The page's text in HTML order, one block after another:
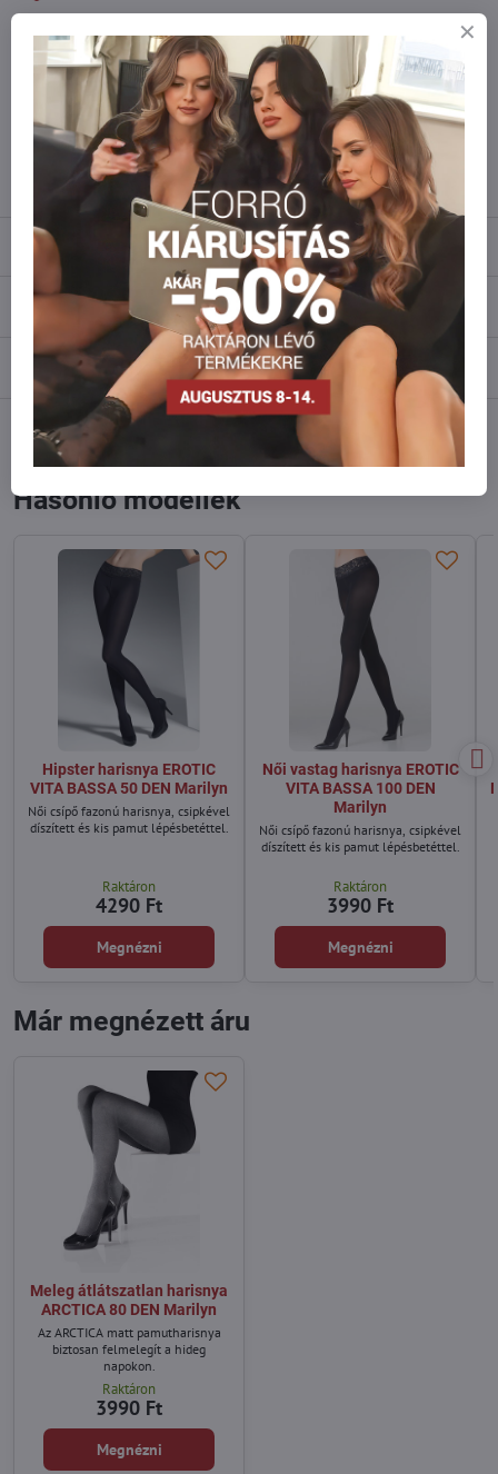
Szeretne több terméket rendelni mint
amennyi raktáron van?
Ne habozzon kapcsolatba lépni velünk, raktárra szállítjuk az árut!
info​@everlady​.eu
Leírás
Vélemények 0
Fórum 0
Facebook Reddit LinkedIn WhatsApp
mail
Hasonló modellek
Hipster harisnya EROTIC
VITA BASSA 50 DEN Marilyn
Női csípő fazonú harisnya, csipkével
díszített és kis pamut lépésbetéttel.
Raktáron
4290 Ft
Megnézni
Női vastag harisnya EROTIC
VITA BASSA 100 DEN
Marilyn
Női csípő fazonú harisnya, csipkével
díszített és kis pamut lépésbetéttel.
Raktáron
3990 Ft
Megnézni
Már megnézett áru
Meleg átlátszatlan harisnya
ARCTICA 80 DEN Marilyn
Az ARCTICA matt pamutharisnya
biztosan felmelegít a hideg
napokon.
Raktáron
3990 Ft
Megnézni